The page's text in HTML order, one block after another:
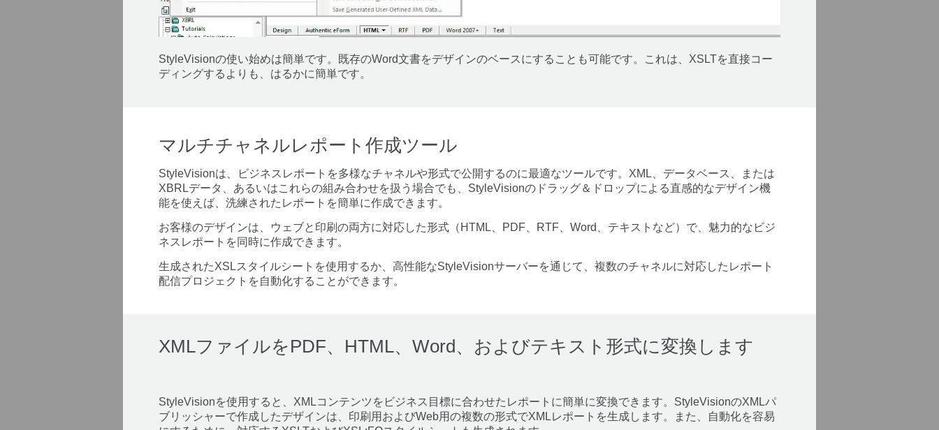
StyleVisionの使い始めは簡単です。既存のWord文書をデザインのベースにすることも可能です。これは、XSLTを直接コー
ディングするよりも、はるかに簡単です。
マルチチャネルレポート作成ツール
StyleVisionは、ビジネスレポートを多様なチャネルや形式で公開するのに最適なツールです。XML、データベース、または
XBRLデータ、あるいはこれらの組み合わせを扱う場合でも、StyleVisionのドラッグ＆ドロップによる直感的なデザイン機
能を使えば、洗練されたレポートを簡単に作成できます。
お客様のデザインは、ウェブと印刷の両方に対応した形式（HTML、PDF、RTF、Word、テキストなど）で、魅力的なビジ
ネスレポートを同時に作成できます。
生成されたXSLスタイルシートを使用するか、高性能なStyleVisionサーバーを通じて、複数のチャネルに対応したレポート
配信プロジェクトを自動化することができます。
XMLファイルをPDF、HTML、Word、およびテキスト形式に変換します
StyleVisionを使用すると、XMLコンテンツをビジネス目標に合わせたレポートに簡単に変換できます。StyleVisionのXMLパ
ブリッシャーで作成したデザインは、印刷用およびWeb用の複数の形式でXMLレポートを生成します。また、自動化を容易